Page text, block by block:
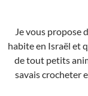
Je vous propose
habite en Israël et
de tout petits
savais crocheter